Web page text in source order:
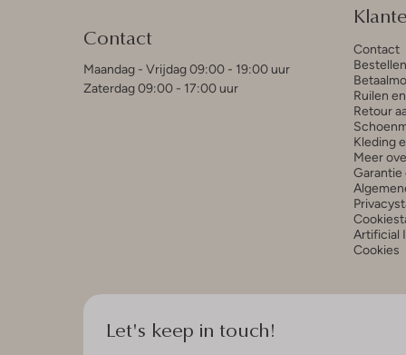
Contact
Maandag - Vrijdag 09:00 - 19:00 uur
Zaterdag 09:00 - 17:00 uur
Contact
Ruilen
Retour
Kleding
Meer
Garantie
Artificial
Cookies
Let's keep in touch!